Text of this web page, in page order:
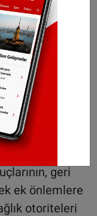
NAN Evolia,
ve ilgili satış
geri
ek önlemlere
otoriteleri